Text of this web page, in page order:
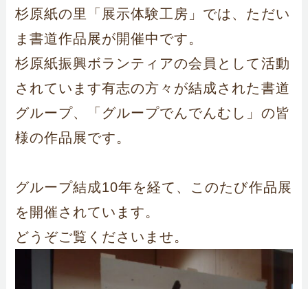
杉原紙の里「展示体験工房」では、ただい
ま書道作品展が開催中です。
杉原紙振興ボランティアの会員として活動
されています有志の方々が結成された書道
グループ、「グループでんでんむし」の皆
様の作品展です。
グループ結成10年を経て、このたび作品展
を開催されています。
どうぞご覧くださいませ。